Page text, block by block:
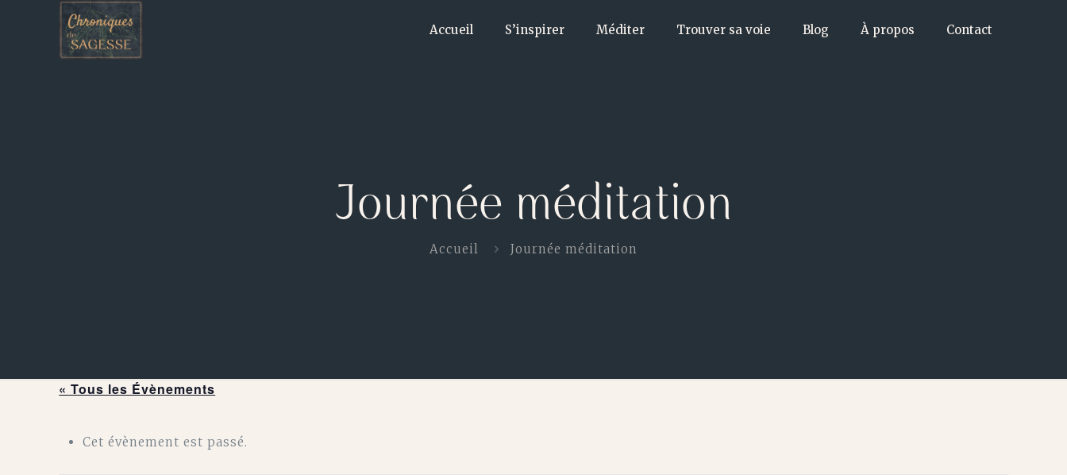
Accueil S’inspirer Méditer Trouver sa voie Blog À propos Contact
Journée méditation
Accueil Journée méditation
« Tous les Évènements
Cet évènement est passé.